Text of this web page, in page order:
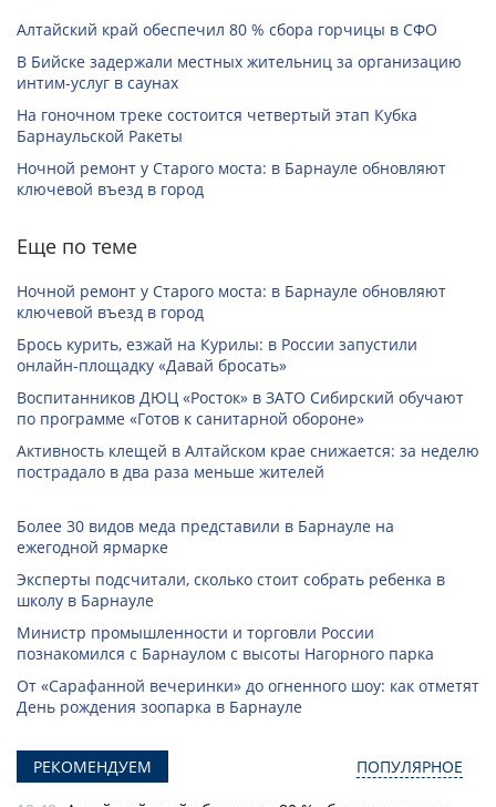
Алтайский край обеспечил 80 % сбора горчицы в СФО
В Бийске задержали местных жительниц за организацию
интим-услуг в саунах
На гоночном треке состоится четвертый этап Кубка
Барнаульской Ракеты
Ночной ремонт у Старого моста: в Барнауле обновляют
ключевой въезд в город
Еще по теме
Ночной ремонт у Старого моста: в Барнауле обновляют
ключевой въезд в город
Брось курить, езжай на Курилы: в России запустили
онлайн-­площадку «Давай бросать»
Воспитанников ДЮЦ «Росток» в ЗАТО Сибирский обучают
по программе «Готов к санитарной обороне»
Активность клещей в Алтайском крае снижается: за неделю
пострадало в два раза меньше жителей
Более 30 видов меда представили в Барнауле на
ежегодной ярмарке
Эксперты подсчитали, сколько стоит собрать ребенка в
школу в Барнауле
Министр промышленности и торговли России
познакомился с Барнаулом с высоты Нагорного парка
От «Сарафанной вечеринки» до огненного шоу: как отметят
День рождения зоопарка в Барнауле
РЕКОМЕНДУЕМ ПОПУЛЯРНОЕ